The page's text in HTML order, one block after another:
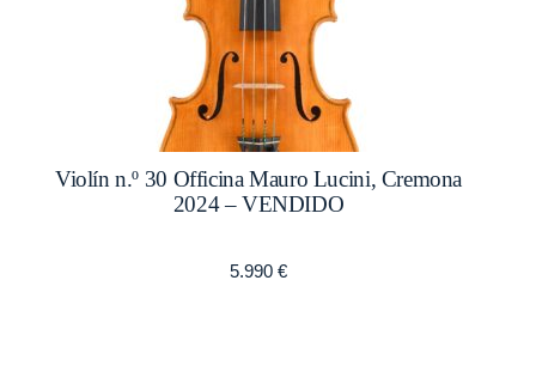
Violín n.º 30 Officina Mauro Lucini, Cremona
2024 – VENDIDO
5.990 €